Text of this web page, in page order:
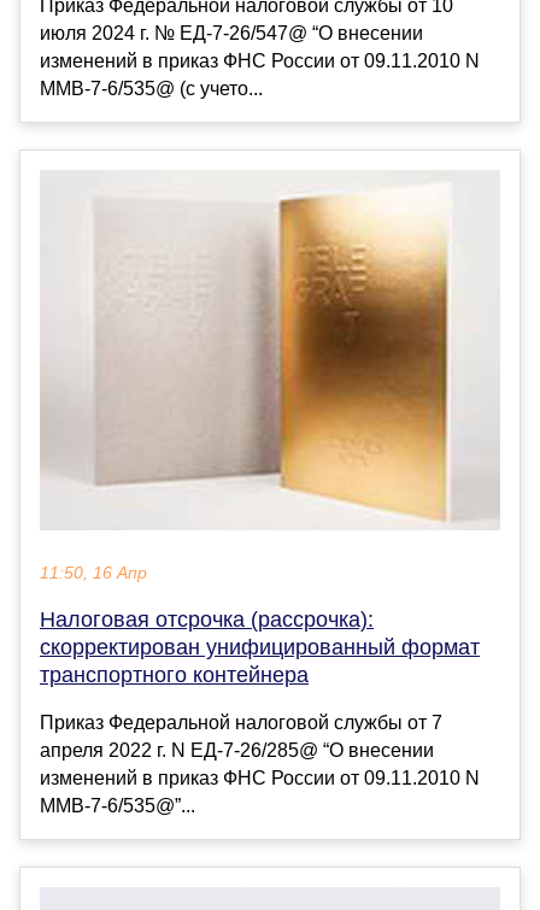
Приказ Федеральной налоговой службы от 10
июля 2024 г. № ЕД-7-26/547@ “О внесении
изменений в приказ ФНС России от 09.11.2010 N
ММВ-7-6/535@ (с учето...
11:50, 16 Апр
Налоговая отсрочка (рассрочка):
скорректирован унифицированный формат
транспортного контейнера
Приказ Федеральной налоговой службы от 7
апреля 2022 г. N ЕД-7-26/285@ “О внесении
изменений в приказ ФНС России от 09.11.2010 N
ММВ-7-6/535@”...